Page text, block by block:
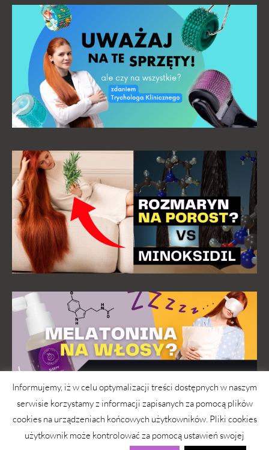
Informujemy, iż w celu optymalizacji treści dostępnych w naszym
serwisie korzystamy z informacji zapisanych za pomocą plików
cookies na urządzeniach końcowych użytkowników. Pliki cookies
użytkownik może kontrolować za pomocą ustawień swojej